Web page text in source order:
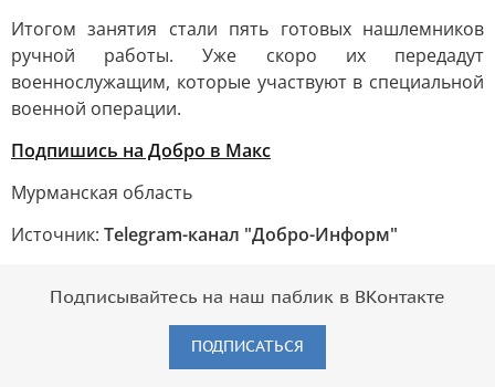
Итогом занятия стали пять готовых нашлемников
ручной работы. Уже скоро их передадут
военнослужащим, которые участвуют в специальной
военной операции.
Подпишись на Добро в Макс
Мурманская область
Источник: Telegram-канал "Добро-Информ"
Подписывайтесь на наш паблик в ВКонтакте
ПОДПИСАТЬСЯ